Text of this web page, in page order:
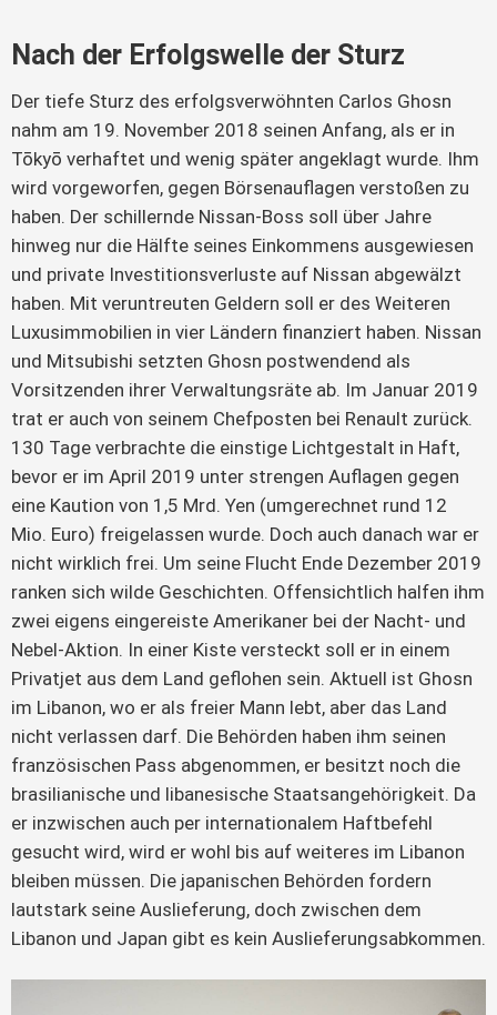
Nach der Erfolgswelle der Sturz
Der tiefe Sturz des erfolgsverwöhnten Carlos Ghosn
nahm am 19. November 2018 seinen Anfang, als er in
Tōkyō verhaftet und wenig später angeklagt wurde. Ihm
wird vorgeworfen, gegen Börsenauflagen verstoßen zu
haben. Der schillernde Nissan-Boss soll über Jahre
hinweg nur die Hälfte seines Einkommens ausgewiesen
und private Investitionsverluste auf Nissan abgewälzt
haben. Mit veruntreuten Geldern soll er des Weiteren
Luxusimmobilien in vier Ländern finanziert haben. Nissan
und Mitsubishi setzten Ghosn postwendend als
Vorsitzenden ihrer Verwaltungsräte ab. Im Januar 2019
trat er auch von seinem Chefposten bei Renault zurück.
130 Tage verbrachte die einstige Lichtgestalt in Haft,
bevor er im April 2019 unter strengen Auflagen gegen
eine Kaution von 1,5 Mrd. Yen (umgerechnet rund 12
Mio. Euro) freigelassen wurde. Doch auch danach war er
nicht wirklich frei. Um seine Flucht Ende Dezember 2019
ranken sich wilde Geschichten. Offensichtlich halfen ihm
zwei eigens eingereiste Amerikaner bei der Nacht- und
Nebel-Aktion. In einer Kiste versteckt soll er in einem
Privatjet aus dem Land geflohen sein. Aktuell ist Ghosn
im Libanon, wo er als freier Mann lebt, aber das Land
nicht verlassen darf. Die Behörden haben ihm seinen
französischen Pass abgenommen, er besitzt noch die
brasilianische und libanesische Staatsangehörigkeit. Da
er inzwischen auch per internationalem Haftbefehl
gesucht wird, wird er wohl bis auf weiteres im Libanon
bleiben müssen. Die japanischen Behörden fordern
lautstark seine Auslieferung, doch zwischen dem
Libanon und Japan gibt es kein Auslieferungsabkommen.